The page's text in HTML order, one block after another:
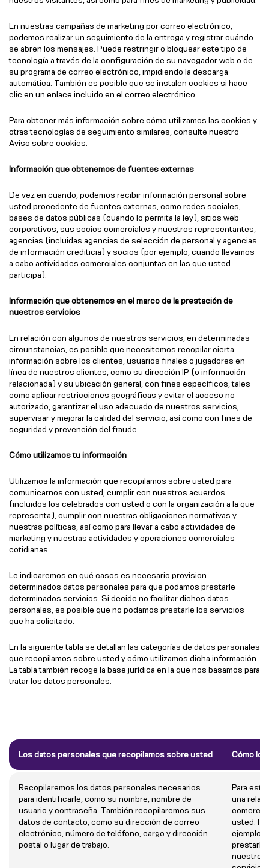
En nuestras campañas de marketing por correo electrónico,
podemos realizar un seguimiento de la entrega y registrar cuándo
se abren los mensajes. Puede restringir o bloquear este tipo de
tecnología a través de la configuración de su navegador web o de
su programa de correo electrónico, impidiendo la descarga
automática. También es posible que se instalen cookies si hace
clic en un enlace incluido en el correo electrónico.
Para obtener más información sobre cómo utilizamos las cookies y
otras tecnologías de seguimiento similares, consulte nuestro
Aviso sobre cookies
Información que obtenemos de fuentes externas
De vez en cuando, podemos recibir información personal sobre
usted procedente de fuentes externas, como redes sociales,
bases de datos públicas (cuando lo permita la ley), sitios web
corporativos, sus socios comerciales y nuestros representantes,
agencias (incluidas agencias de selección de personal y agencias
de información crediticia) y socios (por ejemplo, cuando llevamos
a cabo actividades comerciales conjuntas en las que usted
participa).
Información que obtenemos en el marco de la prestación de
nuestros servicios
En relación con algunos de nuestros servicios, en determinadas
circunstancias, es posible que necesitemos recopilar cierta
información sobre los clientes, usuarios finales o jugadores en
línea de nuestros clientes, como su dirección IP (o información
relacionada) y su ubicación general, con fines específicos, tales
como aplicar restricciones geográficas y evitar el acceso no
autorizado, garantizar el uso adecuado de nuestros servicios,
supervisar y mejorar la calidad del servicio, así como con fines de
seguridad y prevención del fraude.
Cómo utilizamos tu información
Utilizamos la información que recopilamos sobre usted para
comunicarnos con usted, cumplir con nuestros acuerdos
(incluidos los celebrados con usted o con la organización a la que
representa), cumplir con nuestras obligaciones normativas y
nuestras políticas, así como para llevar a cabo actividades de
marketing y nuestras actividades y operaciones comerciales
cotidianas.
Le indicaremos en qué casos es necesario provision
determinados datos personales para que podamos prestarle
determinados servicios. Si decide no facilitar dichos datos
personales, es posible que no podamos prestarle los servicios
que ha solicitado.
En la siguiente tabla se detallan las categorías de datos personales
que recopilamos sobre usted y cómo utilizamos dicha información.
La tabla también recoge la base jurídica en la que nos basamos para
tratar los datos personales.
Los datos personales que recopilamos sobre usted Cómo lo
Recopilaremos los datos personales necesarios
para identificarle, como su nombre, nombre de
usuario y contraseña. También recopilaremos sus
datos de contacto, como su dirección de correo
electrónico, número de teléfono, cargo y dirección
postal o lugar de trabajo.
Para
una
usted.
ejemplo,
prestarle
nuestros